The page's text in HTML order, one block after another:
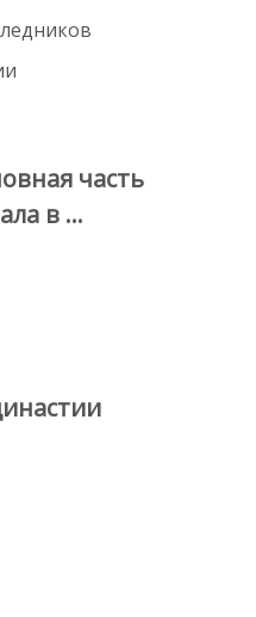
часть
в ...